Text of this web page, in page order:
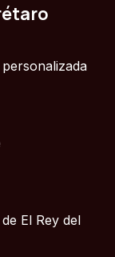
El Rey del